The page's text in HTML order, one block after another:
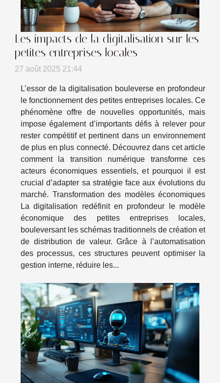
Les impacts de la digitalisation sur les
petites entreprises locales
27 août 2025 21:44
L’essor de la digitalisation bouleverse en profondeur
le fonctionnement des petites entreprises locales. Ce
phénomène offre de nouvelles opportunités, mais
impose également d’importants défis à relever pour
rester compétitif et pertinent dans un environnement
de plus en plus connecté. Découvrez dans cet article
comment la transition numérique transforme ces
acteurs économiques essentiels, et pourquoi il est
crucial d’adapter sa stratégie face aux évolutions du
marché. Transformation des modèles économiques
La digitalisation redéfinit en profondeur le modèle
économique des petites entreprises locales,
bouleversant les schémas traditionnels de création et
de distribution de valeur. Grâce à l’automatisation
des processus, ces structures peuvent optimiser la
gestion interne, réduire les...